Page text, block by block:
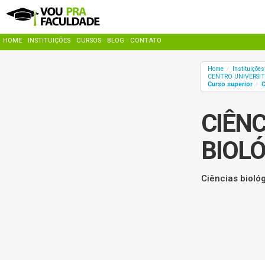
HOME INSTITUIÇÕES CURSOS BLOG CONTATO
Home /
CENTRO
Curso superior /
Ciências